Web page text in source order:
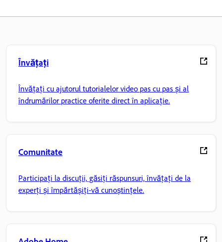
Învățați
Învățați cu ajutorul tutorialelor video pas cu pas și al
îndrumărilor practice oferite direct în aplicație.
Comunitate
Participați la discuții, găsiți răspunsuri, învățați de la
experți și împărtășiți-vă cunoștințele.